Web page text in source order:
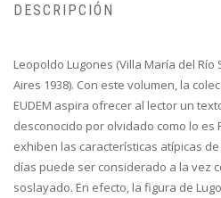
DESCRIPCIÓN
Leopoldo Lugones (Villa María del Río
Aires 1938). Con este volumen, la
EUDEM aspira ofrecer al lector un
desconocido por olvidado como lo es
exhiben las características atípicas
días puede ser considerado a la vez
soslayado. En efecto, la figura de